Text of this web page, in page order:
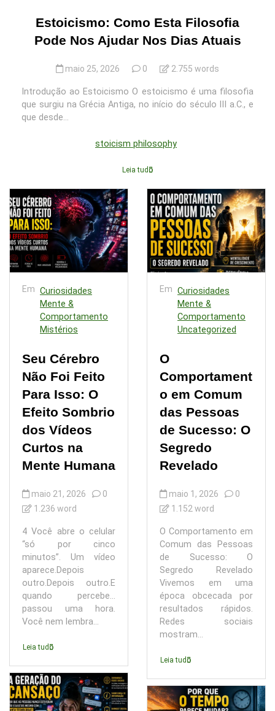
Estoicismo: Como Esta Filosofia
Pode Nos Ajudar Nos Dias Atuais
maio 25, 2026 0 2.755 words
Introdução ao Estoicismo O estoicismo é uma filosofia
que surgiu na Grécia Antiga, no início do século III a.C., e
que desde...
stoicism philosophy
Leia tudo
Em Curiosidades
Mente &
Comportamento
Mistérios
Seu Cérebro
Não Foi Feito
Para Isso: O
Efeito Sombrio
dos Vídeos
Curtos na
Mente Humana
maio 21, 2026
0
1.236 word
4 Você abre o celular
“só por cinco
minutos”. Um vídeo
aparece.Depois
outro.Depois outro.E
quando percebe…
passou uma hora.
Você nem lembra...
Leia tudo
Em Curiosidades
Mente &
Comportamento
Uncategorized
O
Comportament
o em Comum
das Pessoas
de Sucesso: O
Segredo
Revelado
maio 1, 2026
0
1.152 word
O Comportamento em
Comum das Pessoas
de Sucesso: O
Segredo Revelado
Vivemos em uma
época obcecada por
resultados rápidos.
Redes sociais
mostram...
Leia tudo